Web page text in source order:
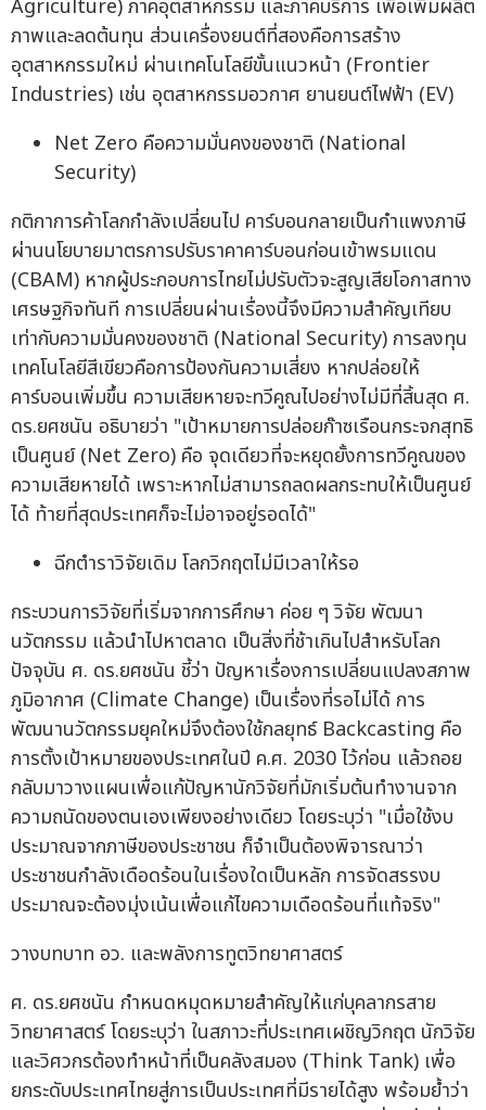
Agriculture) ภาคอุตสาหกรรม และภาคบริการ เพื่อเพิ่มผลิต
ภาพและลดต้นทุน ส่วนเครื่องยนต์ที่สองคือการสร้าง
อุตสาหกรรมใหม่ ผ่านเทคโนโลยีขั้นแนวหน้า (Frontier
Industries) เช่น อุตสาหกรรมอวกาศ ยานยนต์ไฟฟ้า (EV)
Net Zero คือความมั่นคงของชาติ (National
Security)
กติกาการค้าโลกกำลังเปลี่ยนไป คาร์บอนกลายเป็นกำแพงภาษี
ผ่านนโยบายมาตรการปรับราคาคาร์บอนก่อนเข้าพรมแดน
(CBAM) หากผู้ประกอบการไทยไม่ปรับตัวจะสูญเสียโอกาสทาง
เศรษฐกิจทันที การเปลี่ยนผ่านเรื่องนี้จึงมีความสำคัญเทียบ
เท่ากับความมั่นคงของชาติ (National Security) การลงทุน
เทคโนโลยีสีเขียวคือการป้องกันความเสี่ยง หากปล่อยให้
คาร์บอนเพิ่มขึ้น ความเสียหายจะทวีคูณไปอย่างไม่มีที่สิ้นสุด ศ.
ดร.ยศชนัน อธิบายว่า "เป้าหมายการปล่อยก๊าซเรือนกระจกสุทธิ
เป็นศูนย์ (Net Zero) คือ จุดเดียวที่จะหยุดยั้งการทวีคูณของ
ความเสียหายได้ เพราะหากไม่สามารถลดผลกระทบให้เป็นศูนย์
ได้ ท้ายที่สุดประเทศก็จะไม่อาจอยู่รอดได้"
ฉีกตำราวิจัยเดิม โลกวิกฤตไม่มีเวลาให้รอ
กระบวนการวิจัยที่เริ่มจากการศึกษา ค่อย ๆ วิจัย พัฒนา
นวัตกรรม แล้วนำไปหาตลาด เป็นสิ่งที่ช้าเกินไปสำหรับโลก
ปัจจุบัน ศ. ดร.ยศชนัน ชี้ว่า ปัญหาเรื่องการเปลี่ยนแปลงสภาพ
ภูมิอากาศ (Climate Change) เป็นเรื่องที่รอไม่ได้ การ
พัฒนานวัตกรรมยุคใหม่จึงต้องใช้กลยุทธ์ Backcasting คือ
การตั้งเป้าหมายของประเทศในปี ค.ศ. 2030 ไว้ก่อน แล้วถอย
กลับมาวางแผนเพื่อแก้ปัญหานักวิจัยที่มักเริ่มต้นทำงานจาก
ความถนัดของตนเองเพียงอย่างเดียว โดยระบุว่า "เมื่อใช้งบ
ประมาณจากภาษีของประชาชน ก็จำเป็นต้องพิจารณาว่า
ประชาชนกำลังเดือดร้อนในเรื่องใดเป็นหลัก การจัดสรรงบ
ประมาณจะต้องมุ่งเน้นเพื่อแก้ไขความเดือดร้อนที่แท้จริง"
วางบทบาท อว. และพลังการทูตวิทยาศาสตร์
ศ. ดร.ยศชนัน กำหนดหมุดหมายสำคัญให้แก่บุคลากรสาย
วิทยาศาสตร์ โดยระบุว่า ในสภาวะที่ประเทศเผชิญวิกฤต นักวิจัย
และวิศวกรต้องทำหน้าที่เป็นคลังสมอง (Think Tank) เพื่อ
ยกระดับประเทศไทยสู่การเป็นประเทศที่มีรายได้สูง พร้อมย้ำว่า